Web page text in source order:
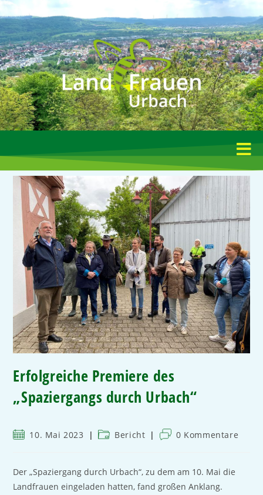
Erfolgreiche Premiere des
„Spaziergangs durch Urbach“
10. Mai 2023 Bericht 0 Kommentare
Der „Spaziergang durch Urbach“, zu dem am 10. Mai die
Landfrauen eingeladen hatten, fand großen Anklang.